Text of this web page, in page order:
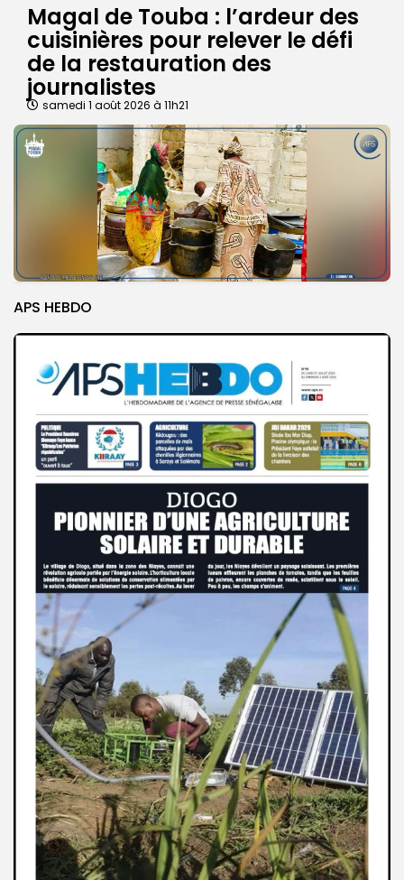
Magal de Touba : l’ardeur des
cuisinières pour relever le défi
de la restauration des
journalistes
samedi 1 août 2026 à 11h21
APS HEBDO